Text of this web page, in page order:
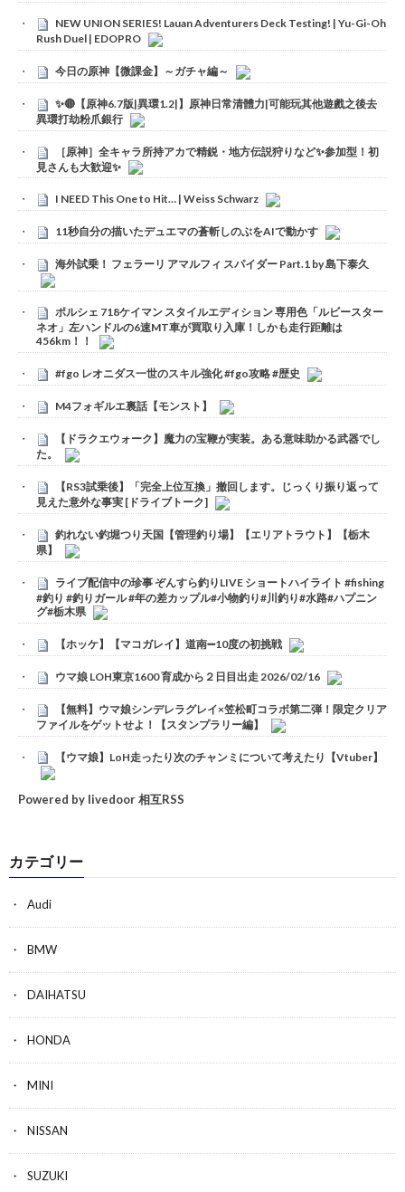
NEW UNION SERIES! Lauan Adventurers Deck Testing! | Yu-Gi-Oh
Rush Duel | EDOPRO
今日の原神【微課金】～ガチャ編～
✨🔴【原神6.7版|異環1.2|】原神日常清體力|可能玩其他遊戲之後去
異環打劫粉爪銀行
［原神］全キャラ所持アカで精鋭・地方伝説狩りなど✨参加型！初
見さんも大歓迎✨
I NEED This One to Hit… | Weiss Schwarz
11秒自分の描いたデュエマの蒼斬しのぶをAIで動かす
海外試乗！ フェラーリ アマルフィ スパイダー Part.1 by 島下泰久
ポルシェ 718ケイマン スタイルエディション 専用色「ルビースター
ネオ」左ハンドルの6速MT車が買取り入庫！しかも走行距離は
456km！！
#fgo レオニダス一世のスキル強化 #fgo攻略 #歴史
M4フォギルエ裏話【モンスト】
【ドラクエウォーク】魔力の宝鞭が実装。ある意味助かる武器でし
た。
【RS3試乗後】「完全上位互換」撤回します。じっくり振り返って
見えた意外な事実 [ドライブトーク]
釣れない釣堀つり天国【管理釣り場】【エリアトラウト】【栃木
県】
ライブ配信中の珍事 ぞんすら釣りLIVE ショートハイライト #fishing
#釣り #釣りガール #年の差カップル#小物釣り#川釣り#水路#ハプニン
グ#栃木県
【ホッケ】【マコガレイ】道南➖10度の初挑戦
ウマ娘 LOH東京1600 育成から２日目出走 2026/02/16
【無料】ウマ娘シンデレラグレイ×笠松町コラボ第二弾！限定クリア
ファイルをゲットせよ！【スタンプラリー編】
【ウマ娘】LoH走ったり次のチャンミについて考えたり【Vtuber】
Powered by livedoor 相互RSS
カテゴリー
Audi
BMW
DAIHATSU
HONDA
MINI
NISSAN
SUZUKI